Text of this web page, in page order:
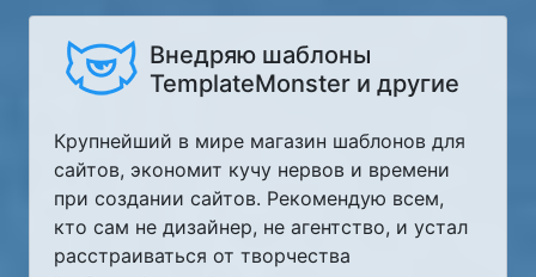
Внедряю шаблоны
TemplateMonster и другие
Крупнейший в мире магазин шаблонов для
сайтов, экономит кучу нервов и времени
при создании сайтов. Рекомендую всем,
кто сам не дизайнер, не агентство, и устал
расстраиваться от творчества